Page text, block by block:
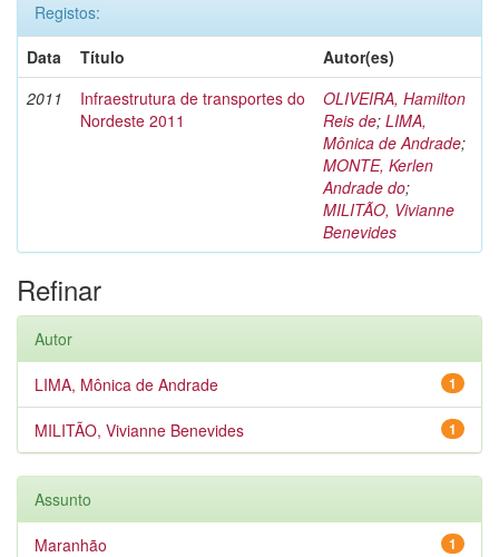
Registos:
Data
Título
Autor(es)
2011
Infraestrutura de transportes do
Nordeste 2011
OLIVEIRA, Hamilton
Reis de; LIMA,
Mônica de Andrade;
MONTE, Kerlen
Andrade do;
MILITÃO, Vivianne
Benevides
Refinar
Autor
1
LIMA, Mônica de Andrade
1
MILITÃO, Vivianne Benevides
Assunto
1
Maranhão